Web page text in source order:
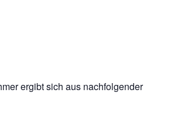
ergibt sich aus nachfolgender